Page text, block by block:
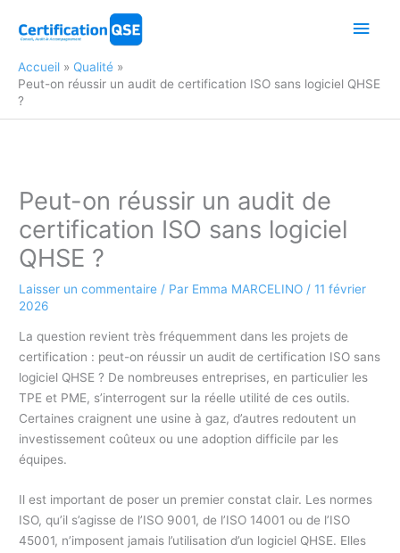
Accueil
Qualité
Peut-on réussir un audit de certification ISO sans logiciel QHSE
?
Peut-on réussir un audit de
certification ISO sans logiciel
QHSE ?
Laisser un commentaire / Par Emma MARCELINO /11 février
2026
La question revient très fréquemment dans les projets de
certification : peut-on réussir un audit de certification ISO sans
logiciel QHSE ? De nombreuses entreprises, en particulier les
TPE et PME, s’interrogent sur la réelle utilité de ces outils.
Certaines craignent une usine à gaz, d’autres redoutent un
investissement coûteux ou une adoption difficile par les
équipes.
Il est important de poser un premier constat clair. Les normes
ISO, qu’il s’agisse de l’ISO 9001, de l’ISO 14001 ou de l’ISO
45001, n’imposent jamais l’utilisation d’un logiciel QHSE. Elles